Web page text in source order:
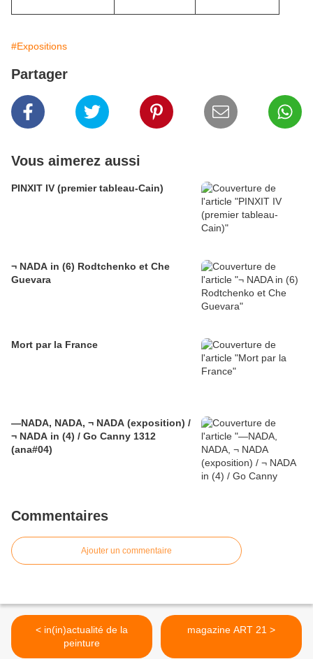
#Expositions
Partager
Vous aimerez aussi
PINXIT IV (premier tableau-Cain)
¬ NADA in (6) Rodtchenko et Che
Guevara
Mort par la France
—NADA, NADA, ¬ NADA (exposition) /
¬ NADA in (4) / Go Canny 1312
(ana#04)
Commentaires
Ajouter un commentaire
< in(in)actualité de la
peinture
magazine ART 21 >